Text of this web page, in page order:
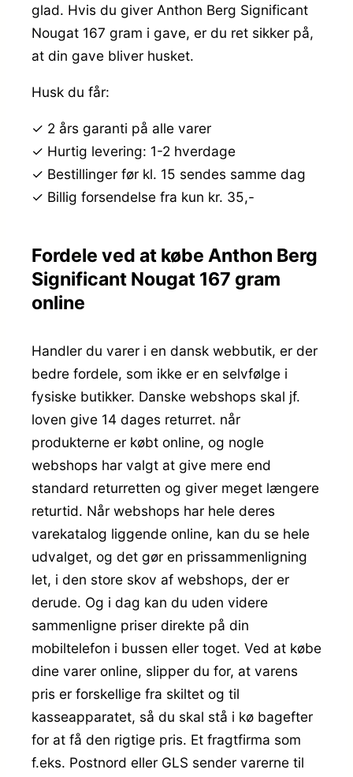
glad. Hvis du giver Anthon Berg Significant
Nougat 167 gram i gave, er du ret sikker på,
at din gave bliver husket.
Husk du får:
✓ 2 års garanti på alle varer
✓ Hurtig levering: 1-2 hverdage
✓ Bestillinger før kl. 15 sendes samme dag
✓ Billig forsendelse fra kun kr. 35,-
Fordele ved at købe Anthon Berg
Significant Nougat 167 gram
online
Handler du varer i en dansk webbutik, er der
bedre fordele, som ikke er en selvfølge i
fysiske butikker. Danske webshops skal jf.
loven give 14 dages returret. når
produkterne er købt online, og nogle
webshops har valgt at give mere end
standard returretten og giver meget længere
returtid. Når webshops har hele deres
varekatalog liggende online, kan du se hele
udvalget, og det gør en prissammenligning
let, i den store skov af webshops, der er
derude. Og i dag kan du uden videre
sammenligne priser direkte på din
mobiltelefon i bussen eller toget. Ved at købe
dine varer online, slipper du for, at varens
pris er forskellige fra skiltet og til
kasseapparatet, så du skal stå i kø bagefter
for at få den rigtige pris. Et fragtfirma som
f.eks. Postnord eller GLS sender varerne til